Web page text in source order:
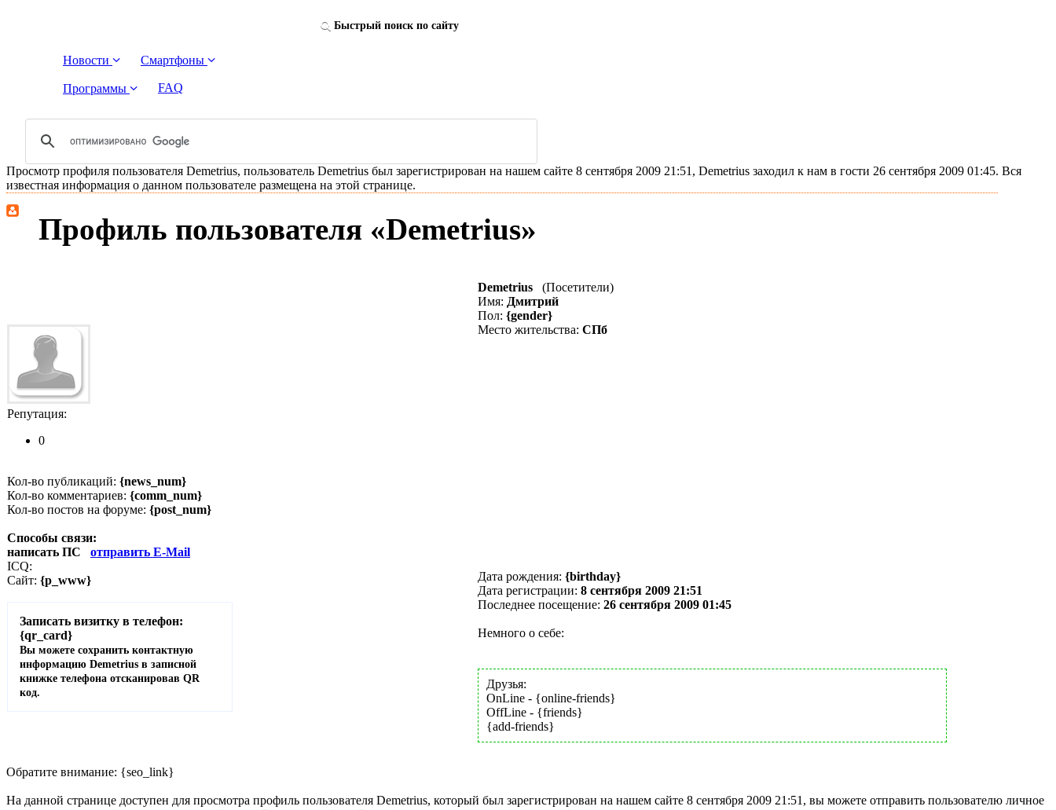
Новости Смартфоны
Программы FAQ
Быстрый поиск по сайту
Просмотр профиля пользователя Demetrius, пользователь Demetrius был зарегистрирован на нашем сайте 8 сентября 2009 21:51, Demetrius заходил к нам в гости 26 сентября 2009 01:45. Вся
известная информация о данном пользователе размещена на этой странице.
Профиль пользователя «Demetrius»
Репутация:
0
Кол-во публикаций: {news_num}
Кол-во комментариев: {comm_num}
Кол-во постов на форуме: {post_num}
Способы связи:
написать ПС отправить E-Mail
ICQ:
Сайт: {p_www}
Записать визитку в телефон:
{qr_card}
Вы можете сохранить контактную
информацию Demetrius в записной
книжке телефона отсканировав QR
код.
Demetrius (Посетители)
Имя: Дмитрий
Пол: {gender}
Место жительства: СПб
Дата рождения: {birthday}
Дата регистрации: 8 сентября 2009 21:51
Последнее посещение: 26 сентября 2009 01:45
Немного о себе:
Друзья:
OnLine - {online-friends}
OffLine - {friends}
{add-friends}
Обратите внимание: {seo_link}
На данной странице доступен для просмотра профиль пользователя Demetrius, который был зарегистрирован на нашем сайте 8 сентября 2009 21:51, вы можете отправить пользователю личное